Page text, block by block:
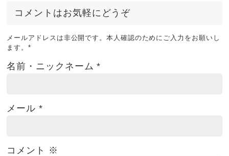
コメントはお気軽にどうぞ
メールアドレスは非公開です。本人確認のためにご入力をお願いし
ます。*
名前・ニックネーム*
メール*
コメント ※